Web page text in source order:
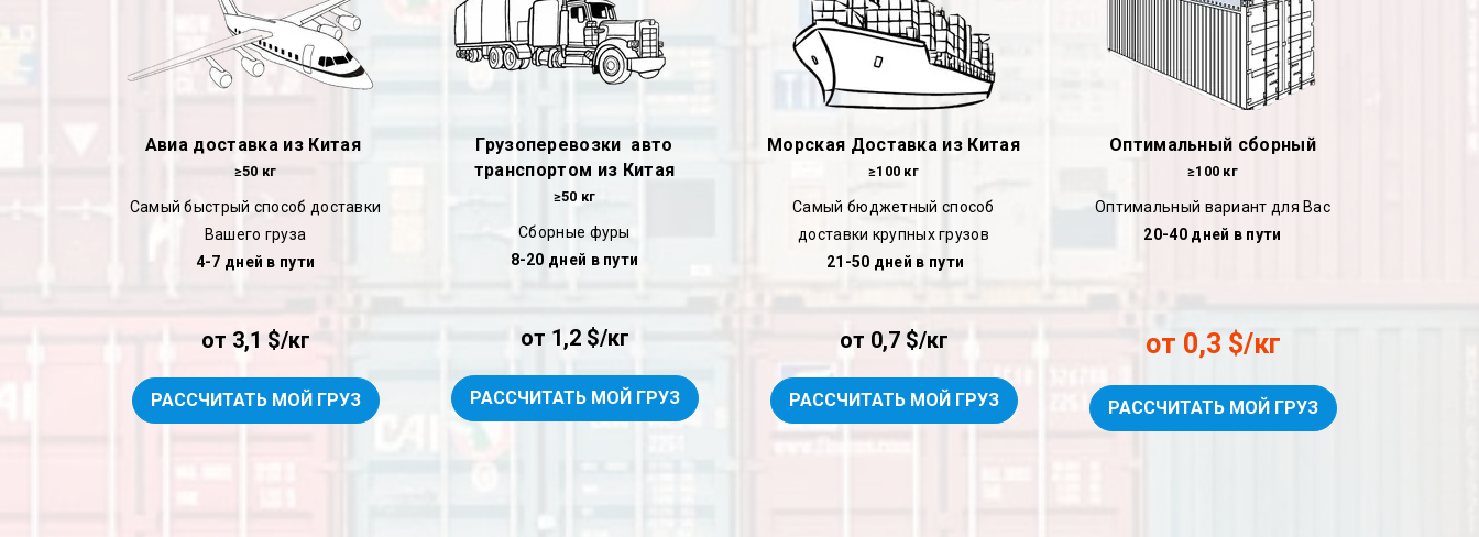
Авиа доставка из Китая
≥50 кг
Самый быстрый способ доставки
Вашего груза
4-7 дней в пути
от 3,1 $/кг
РАССЧИТАТЬ МОЙ ГРУЗ
Грузоперевозки авто
транспортом из Китая
≥50 кг
Сборные фуры
8-20 дней в пути
от 1,2 $/кг
РАССЧИТАТЬ МОЙ ГРУЗ
Морская Доставка из Китая
≥100 кг
Самый бюджетный способ
доставки крупных грузов
21-50 дней в пути
от 0,7 $/кг
РАССЧИТАТЬ МОЙ ГРУЗ
Оптимальный сборный
≥100 кг
Оптимальный вариант для Вас
20-40 дней в пути
от 0,3 $/кг
РАССЧИТАТЬ МОЙ ГРУЗ